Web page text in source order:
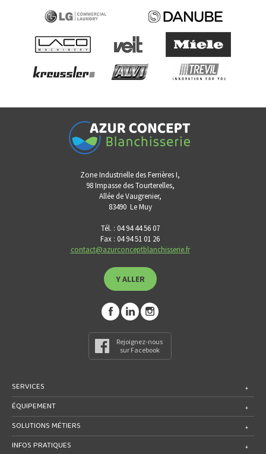
Zone Industrielle des Ferrières I,
98 Impasse des Tourterelles,
Allée de Vaugrenier,
83490 Le Muy
Tél. : 04 94 44 56 07
Fax : 04 94 51 01 26
contact@azurconceptblanchisserie.fr
Y ALLER
Rejoignez-nous
sur Facebook
SERVICES
ÉQUIPEMENT
SOLUTIONS MÉTIERS
INFOS PRATIQUES